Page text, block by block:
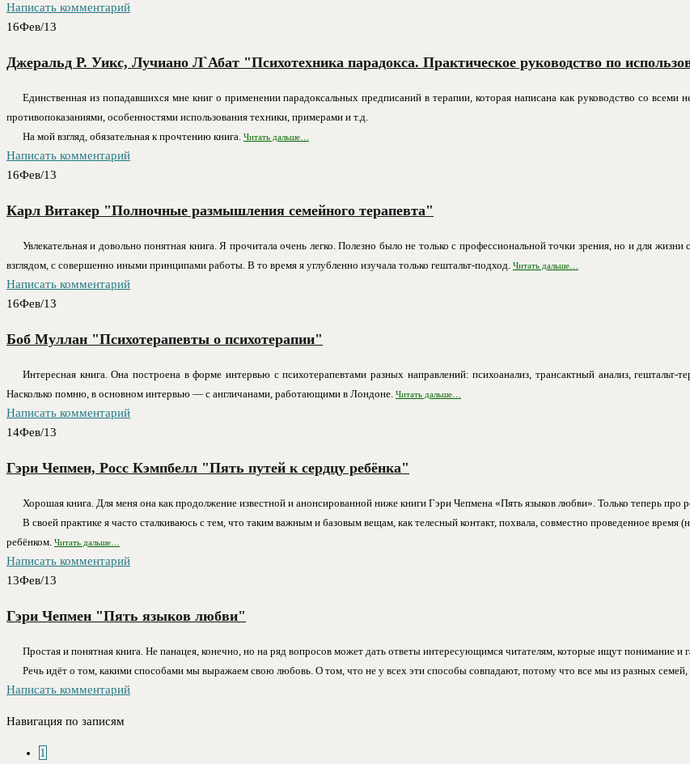
Написать комментарий
16Фев/13
Джеральд Р. Уикс, Лучиано Л`Абат "Психотехника парадокса. Практическое руководство по
Единственная из попадавшихся мне книг о применении парадоксальных предписаний в терапии, которая написана как руководство со
противопоказаниями, особенностями использования техники, примерами и т.д.
На мой взгляд, обязательная к прочтению книга. Читать дальше…
Написать комментарий
16Фев/13
Карл Витакер "Полночные размышления семейного терапевта"
Увлекательная и довольно понятная книга. Я прочитала очень легко. Полезно было не только с профессиональной точки зрения, но и для
взглядом, с совершенно иными принципами работы. В то время я углубленно изучала только гештальт-подход. Читать дальше…
Написать комментарий
16Фев/13
Боб Муллан "Психотерапевты о психотерапии"
Интересная книга. Она построена в форме интервью с психотерапевтами разных направлений: психоанализ, трансактный анализ, гештальт-
Насколько помню, в основном интервью — с англичанами, работающими в Лондоне. Читать дальше…
Написать комментарий
14Фев/13
Гэри Чепмен, Росс Кэмпбелл "Пять путей к сердцу ребёнка"
Хорошая книга. Для меня она как продолжение известной и анонсированной ниже книги Гэри Чепмена «Пять языков любви». Только теперь про
В своей практике я часто сталкиваюсь с тем, что таким важным и базовым вещам, как телесный контакт, похвала, совместно проведенное время
ребёнком. Читать дальше…
Написать комментарий
13Фев/13
Гэри Чепмен "Пять языков любви"
Простая и понятная книга. Не панацея, конечно, но на ряд вопросов может дать ответы интересующимся читателям, которые ищут понимание
Речь идёт о том, какими способами мы выражаем свою любовь. О том, что не у всех эти способы совпадают, потому что все мы из разных семей,
Написать комментарий
Навигация по записям
1